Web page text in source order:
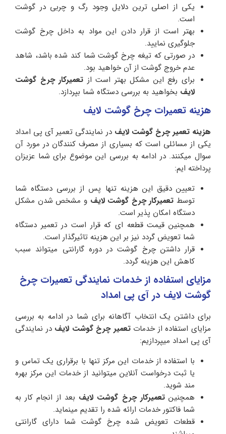
یکی از اصلی ترین دلایل وجود رگ و چربی در گوشت
است.
بهتر است از قرار دادن این مواد به داخل چرخ گوشت
جلوگیری نمایید.
در صورتی که تیغه چرخ گوشت شما کند شده باشد، شاهد
عدم خروج گوشت از آن خواهید بود.
برای رفع این مشکل بهتر است از تعمیرکار چرخ گوشت
لایف بخواهید به بررسی دستگاه شما بپردازد.
هزینه تعمیرات چرخ گوشت لایف
هزینه تعمیر چرخ گوشت لایف در نمایندگی تعمیر آی پی امداد
یکی از مسائلی است که بسیاری از مصرف کنندگان در مورد آن
سوال میکنند. در ادامه به بررسی این موضوع برای شما عزیزان
پرداخته ایم:
تعیین دقیق این هزینه تنها پس از بررسی دستگاه شما
توسط تعمیرکار چرخ گوشت لایف و مشخص شدن مشکل
دستگاه امکان پذیر است.
همچنین قیمت قطعه ای که قرار است در تعمیر دستگاه
شما تعویض گردد نیز بر این هزینه تاثیرگذار است.
قرار داشتن چرخ گوشت در دوره گارانتی میتواند سبب
کاهش این هزینه گردد.
مزایای استفاده از خدمات نمایندگی تعمیرات چرخ
گوشت لایف در آی پی امداد
برای داشتن یک انتخاب آگاهانه برای شما در ادامه به بررسی
مزایای استفاده از خدمات تعمیر چرخ گوشت لایف در نمایندگی
آی پی امداد میپردازیم:
با استفاده از خدمات این مرکز تنها با برقراری یک تماس و
یا ثبت درخواست آنلاین میتوانید از خدمات این مرکز بهره
مند شوید.
همچنینتعمیرکار چرخ گوشت لایف بعد از انجام کار به
شما فاکتور خدمات ارائه شده را تقدیم مینماید.
قطعات تعویض شده چرخ گوشت شما دارای گارانتی